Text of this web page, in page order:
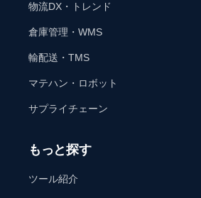
物流DX・トレンド
倉庫管理・WMS
輸配送・TMS
マテハン・ロボット
サプライチェーン
もっと探す
ツール紹介